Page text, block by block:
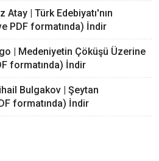
| Türk Edebiyatı'nın
PDF formatında) İndir
| Medeniyetin Çöküşü Üzerine
formatında) İndir
Bulgakov | Şeytan
formatında) İndir